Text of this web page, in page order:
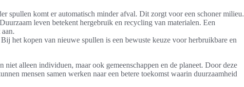
spullen komt er automatisch minder afval. Dit zorgt voor een schoner milieu.
Duurzaam leven betekent hergebruik en recycling van materialen. Een
Bij het kopen van nieuwe spullen is een bewuste keuze voor herbruikbare en
alleen individuen, maar ook gemeenschappen en de planeet. Door deze
mensen samen werken naar een betere toekomst waarin duurzaamheid